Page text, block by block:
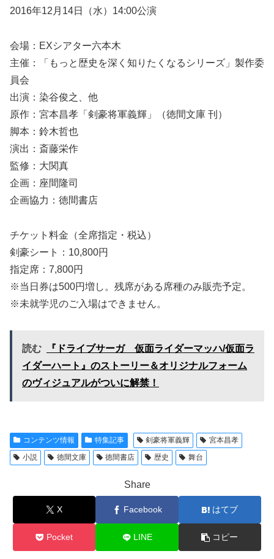
2016年12月14日（水）14:00公演
会場：EXシアター六本木
主催：「もっと歴史を深く知りたくなるシリーズ」製作委
員会
出演：染谷俊之、他
原作：宮本昌孝「剣豪将軍義輝」（徳間文庫 刊）
脚本：鈴木哲也
演出：斎藤栄作
監修：大関真
企画：座間隆司
企画協力：徳間書店
チケット料金（全席指定・税込）
剣豪シート：10,800円
指定席：7,800円
※当日券は500円増し。残席がある席種のみ販売予定。
※未就学児のご入場はできません。
読む
『ドライブサーガ 仮面ライダーマッハ/仮面ラ
イダーハート』のストーリー＆オリジナルフォーム
のヴィジュアルがついに解禁！
コンテンツ情報 特集記事 剣豪将軍義輝
宮本昌孝
小説
徳間文庫 徳間書店 歴史 舞台
Share
X Facebook はてブ
Pocket LINE コピー